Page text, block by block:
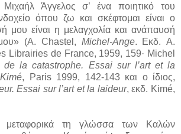
Άγγελος σ’ ένα ποιητικό του
όπου ζω και σκέφτομαι είναι ο
μου είναι η μελαγχολία και ανάπαυσή
(A. Chastel, Michel-Ange. Εκδ. A.
Librairies de France, 1959, 159· Michel
de la catastrophe. Essai sur l’art et la
, Paris 1999, 142-143 και ο ίδιος,
Essai sur l’art et la laideur, εκδ. Kimé,
μεταφορικά τη γλώσσα των Καλών